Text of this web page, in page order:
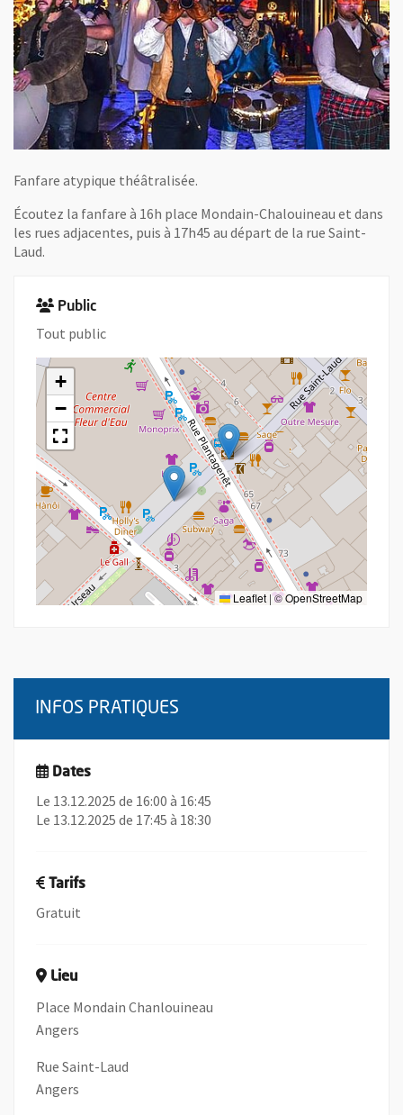
Fanfare atypique théâtralisée.
Écoutez la fanfare à 16h place Mondain-Chalouineau et dans
les rues adjacentes, puis à 17h45 au départ de la rue Saint-
Laud.
Public
Tout public
+
−
Leaflet |©OpenStreetMap
INFOS PRATIQUES
Dates
Le 13.12.2025 de 16:00 à 16:45
Le 13.12.2025 de 17:45 à 18:30
Tarifs
Gratuit
Lieu
Place Mondain Chanlouineau
Angers
Rue Saint-Laud
Angers